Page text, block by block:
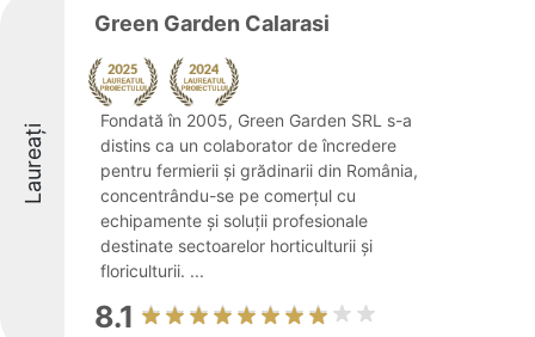
Laureați
Green Garden Calarasi
Fondată în 2005, Green Garden SRL s-a
distins ca un colaborator de încredere
pentru fermierii și grădinarii din România,
concentrându-se pe comerțul cu
echipamente și soluții profesionale
destinate sectoarelor horticulturii și
floriculturii. ...
8.1